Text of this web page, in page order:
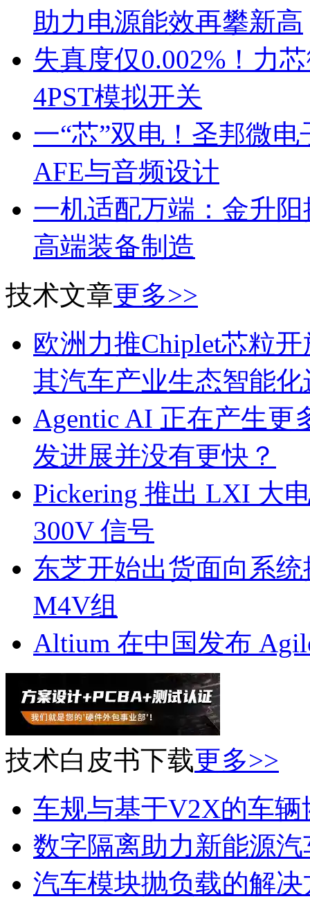
助力电源能效再攀新高
失真度仅0.002%！力
4PST模拟开关
一“芯”双电！圣邦微
AFE与音频设计
一机适配万端：金升
高端装备制造
技术文章更多>>
欧洲力推Chiplet芯粒
其汽车产业生态智能化
Agentic AI 正在产生更
发进展并没有更快？
Pickering 推出 LXI 大
300V 信号
东芝开始出货面向系
M4V组
Altium 在中国发布
技术白皮书下载更多>>
车规与基于V2X的车
数字隔离助力新能源
汽车模块抛负载的解决